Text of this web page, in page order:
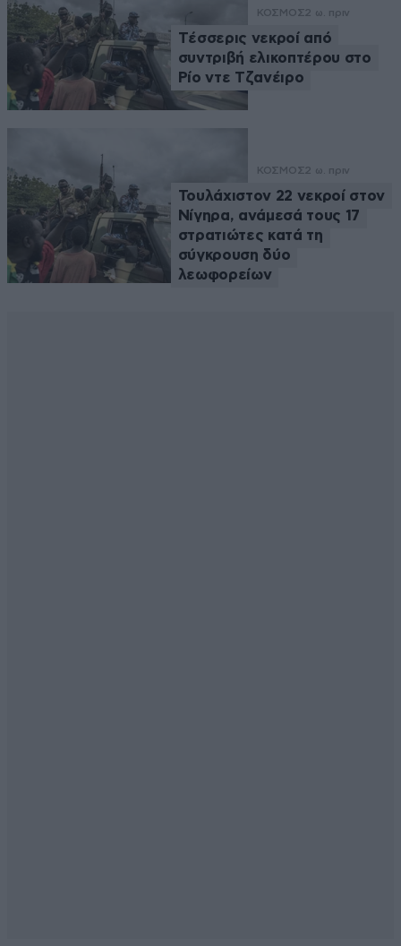
ΚΟΣΜΟΣ2 ω. πριν
Tέσσερις νεκροί από
συντριβή ελικοπτέρου στο
Ρίο ντε Τζανέιρο
ΚΟΣΜΟΣ2 ω. πριν
Τουλάχιστον 22 νεκροί στον
Νίγηρα, ανάμεσά τους 17
στρατιώτες κατά τη
σύγκρουση δύο
λεωφορείων